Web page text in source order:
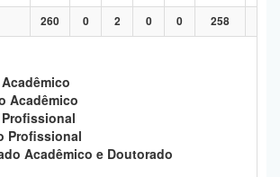
260 0 2 0 0 258
Acadêmico
Profissional
Acadêmico e Doutorado